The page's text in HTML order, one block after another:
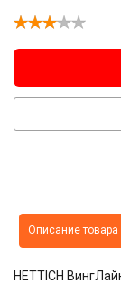
Описание товара
HETTICH